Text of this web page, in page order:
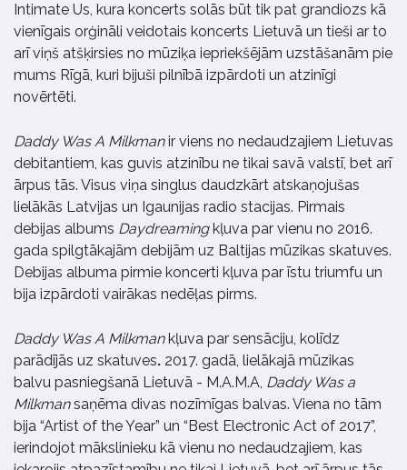
Intimate Us, kura koncerts solās būt tik pat grandiozs kā
vienīgais orģināli veidotais koncerts Lietuvā un tieši ar to
arī viņš atšķirsies no mūziķa iepriekšējām uzstāšanām pie
mums Rīgā, kuri bijuši pilnībā izpārdoti un atzinīgi
novērtēti.
Daddy Was A Milkmanir viens no nedaudzajiem Lietuvas
debitantiem, kas guvis atzinību ne tikai savā valstī, bet arī
ārpus tās. Visus viņa singlus daudzkārt atskaņojušas
lielākās Latvijas un Igaunijas radio stacijas. Pirmais
debijas albums Daydreamingkļuva par vienu no 2016.
gada spilgtākajām debijām uz Baltijas mūzikas skatuves.
Debijas albuma pirmie koncerti kļuva par īstu triumfu un
bija izpārdoti vairākas nedēļas pirms.
Daddy Was A Milkmankļuva par sensāciju, kolīdz
parādījās uz skatuves. 2017. gadā, lielākajā mūzikas
balvu pasniegšanā Lietuvā - M.A.M.A, Daddy Was a
Milkmansaņēma divas nozīmīgas balvas. Viena no tām
bija “Artist of the Year” un “Best Electronic Act of 2017”,
ierindojot mākslinieku kā vienu no nedaudzajiem, kas